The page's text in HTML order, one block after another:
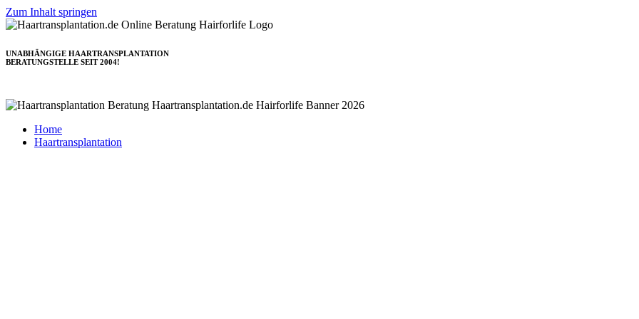
Zum Inhalt springen
UNABHÄNGIGE HAARTRANSPLANTATION
BERATUNGSTELLE SEIT 2004!
Home
Haartransplantation